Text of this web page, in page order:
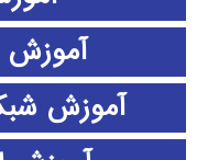
آموزش
آموزش